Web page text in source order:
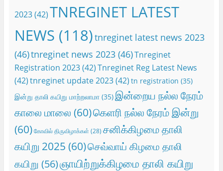
2023(42)TNREGINET LATEST
NEWS (118)tnreginet latest news 2023
(46)tnreginet news 2023(46)Tnreginet
Registration 2023(42)Tnreginet Reg Latest News
(42)tnreginet update 2023(42) tn registration (35)
இன்று தாலி கயிறு மாற்றலாமா(35)இன்றைய நல்ல நேரம்
காலை மாலை (60)கெளரி நல்ல நேரம் இன்று
(60) கோவில் திருவிழாக்கள் (28) சனிக்கிழமை தாலி
கயிறு 2025 (60)செவ்வாய் கிழமை தாலி
கயிறு (56)ஞாயிற்றுக்கிழமை தாலி கயிறு